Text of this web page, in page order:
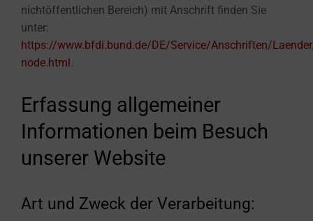
nichtöffentlichen Bereich) mit Anschrift finden Sie
unter:
https://www.bfdi.bund.de/DE/Service/Anschriften/
node.html
Erfassung allgemeiner
Informationen beim Besuch
unserer Website
Art und Zweck der Verarbeitung: